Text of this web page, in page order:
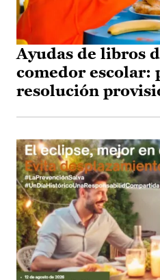
Ayudas de libros
comedor escolar:
resolución